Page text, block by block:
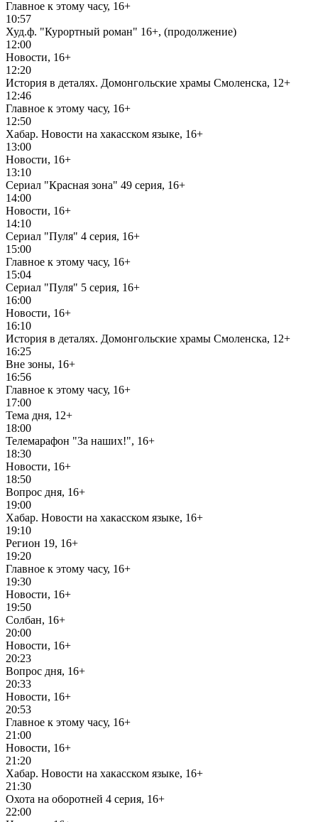
Главное к этому часу, 16+
10:57
Худ.ф. "Курортный роман" 16+, (продолжение)
12:00
Новости, 16+
12:20
История в деталях. Домонгольские храмы Смоленска, 12+
12:46
Главное к этому часу, 16+
12:50
Хабар. Новости на хакасском языке, 16+
13:00
Новости, 16+
13:10
Сериал "Красная зона" 49 серия, 16+
14:00
Новости, 16+
14:10
Сериал "Пуля" 4 серия, 16+
15:00
Главное к этому часу, 16+
15:04
Сериал "Пуля" 5 серия, 16+
16:00
Новости, 16+
16:10
История в деталях. Домонгольские храмы Смоленска, 12+
16:25
Вне зоны, 16+
16:56
Главное к этому часу, 16+
17:00
Тема дня, 12+
18:00
Телемарафон "За наших!", 16+
18:30
Новости, 16+
18:50
Вопрос дня, 16+
19:00
Хабар. Новости на хакасском языке, 16+
19:10
Регион 19, 16+
19:20
Главное к этому часу, 16+
19:30
Новости, 16+
19:50
Солбан, 16+
20:00
Новости, 16+
20:23
Вопрос дня, 16+
20:33
Новости, 16+
20:53
Главное к этому часу, 16+
21:00
Новости, 16+
21:20
Хабар. Новости на хакасском языке, 16+
21:30
Охота на оборотней 4 серия, 16+
22:00